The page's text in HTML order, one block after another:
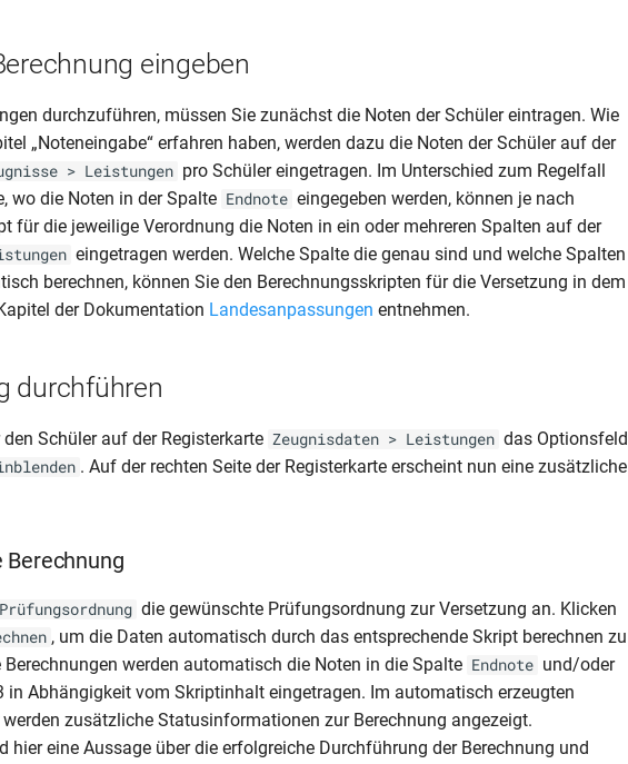
eingeben
durchzuführen, müssen Sie zunächst die Noten der Schüler eintragen. Wie
„Noteneingabe“ erfahren haben, werden dazu die Noten der Schüler auf der
> Leistungen pro Schüler eingetragen. Im Unterschied zum Regelfall
wo die Noten in der Spalte Endnote eingegeben werden, können je nach
für die jeweilige Verordnung die Noten in ein oder mehreren Spalten auf der
eingetragen werden. Welche Spalte die genau sind und welche Spalten
berechnen, können Sie den Berechnungsskripten für die Versetzung in dem
der Dokumentation Landesanpassungen entnehmen.
durchführen
Schüler auf der Registerkarte Zeugnisdaten > Leistungen das Optionsfeld
. Auf der rechten Seite der Registerkarte erscheint nun eine zusätzliche
Prüfungsordnung die gewünschte Prüfungsordnung zur Versetzung an. Klicken
, um die Daten automatisch durch das entsprechende Skript berechnen zu
Berechnungen werden automatisch die Noten in die Spalte Endnote und/oder
in Abhängigkeit vom Skriptinhalt eingetragen. Im automatisch erzeugten
zusätzliche Statusinformationen zur Berechnung angezeigt.
hier eine Aussage über die erfolgreiche Durchführung der Berechnung und